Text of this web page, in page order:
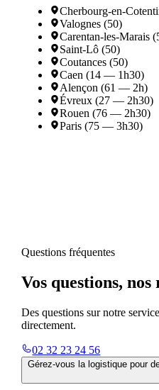
Cherbourg-en-
Valognes (50)
Carentan-les-Marais
Saint-Lô (50)
Coutances (50)
Caen (14 — 1h30)
Alençon (61 — 2h)
Évreux (27 — 2h30)
Rouen (76 — 2h30)
Paris (75 — 3h30)
Questions fréquentes
Vos questions, nos
Des questions sur notre
directement.
02 32 23 24 56
Gérez-vous la logistique pour